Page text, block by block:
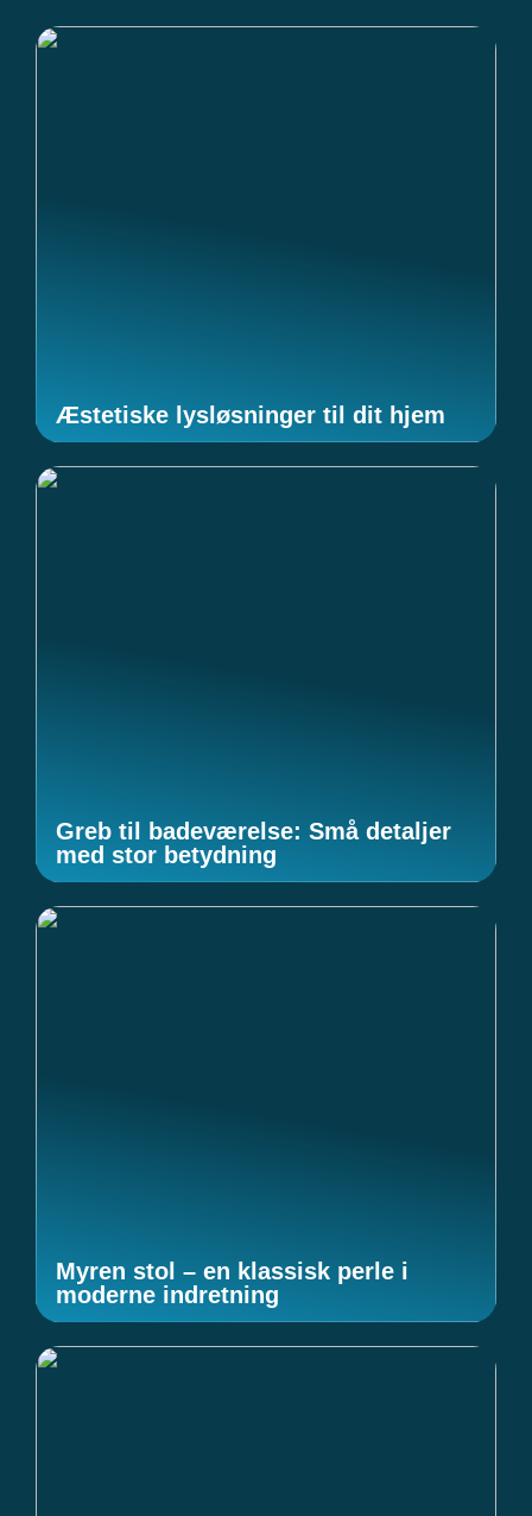
Æstetiske lysløsninger til dit hjem
Greb til badeværelse: Små detaljer
med stor betydning
Myren stol – en klassisk perle i
moderne indretning